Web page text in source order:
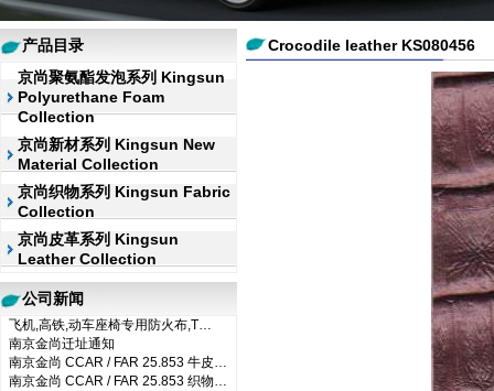
产品目录
京尚聚氨酯发泡系列 Kingsun
Polyurethane Foam
Collection
京尚新材系列 Kingsun New
Material Collection
京尚织物系列 Kingsun Fabric
Collection
京尚皮革系列 Kingsun
Leather Collection
公司新闻
飞机,高铁,动车座椅专用防火布,T…
南京金尚迁址通知
南京金尚 CCAR / FAR 25.853 牛皮…
南京金尚 CCAR / FAR 25.853 织物…
Crocodile leather KS080456